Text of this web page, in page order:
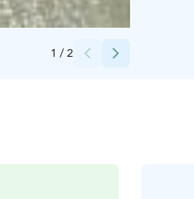
1 / 2